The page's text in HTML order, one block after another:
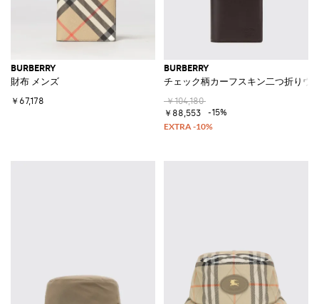
BURBERRY
財布 メンズ
￥67,178
BURBERRY
チェック柄カーフスキン二つ折りウ
￥104,180
￥88,553
-15%